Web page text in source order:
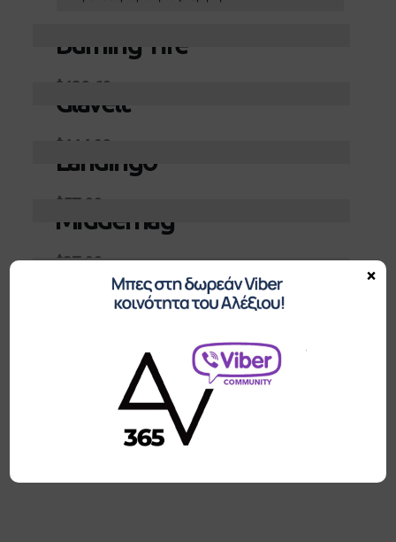
Burning Tire
$129.60
Προσθήκη στο καλάθι
Glavelt
$114.00
Προσθήκη στο καλάθι
Landingo
$57.00
Προσθήκη στο καλάθι
Middernag
$37.00
Προσθήκη στο καλάθι
Ruvag
Προσθήκη στο καλάθι
Προσθήκη στο καλάθι
Woolgather
Προσθήκη στο καλάθι
×